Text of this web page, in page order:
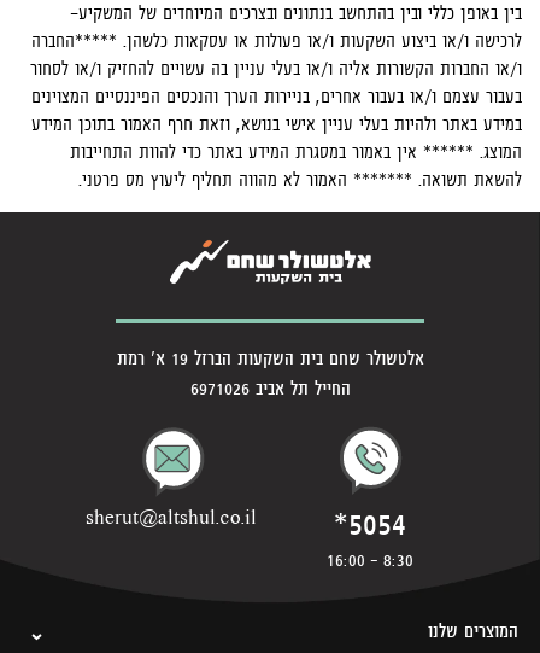
בין באופן כללי ובין בהתחשב בנתונים ובצרכים המיוחדים של המשקיע-
לרכישה ו/או ביצוע השקעות ו/או פעולות או עסקאות כלשהן. *****החברה
ו/או החברות הקשורות אליה ו/או בעלי עניין בה עשויים להחזיק ו/או לסחור
בעבור עצמם ו/או בעבור אחרים, בניירות הערך והנכסים הפיננסיים המצוינים
במידע באתר ולהיות בעלי עניין אישי בנושא, וזאת חרף האמור בתוכן המידע
המוצג. ****** אין באמור במסגרת המידע באתר כדי להוות התחייבות
להשאת תשואה. ******* האמור לא מהווה תחליף ליעוץ מס פרטני.
אלטשולר שחם בית השקעות הברזל 19 א' רמת
החייל תל אביב 6971026
*5054
8:30 - 16:00
sherut@altshul.co.il
המוצרים שלנו